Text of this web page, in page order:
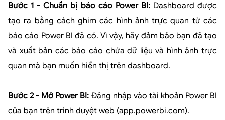
Bước 1 - Chuẩn bị báo cáo Power BI:Dashboard được
tạo ra bằng cách ghim các hình ảnh trực quan từ các
báo cáo Power BI đã có. Vì vậy, hãy đảm bảo bạn đã tạo
và xuất bản các báo cáo chứa dữ liệu và hình ảnh trực
quan mà bạn muốn hiển thị trên dashboard.
Bước 2 - Mở Power BI: Đăng nhập vào tài khoản Power BI
của bạn trên trình duyệt web (app.powerbi.com).